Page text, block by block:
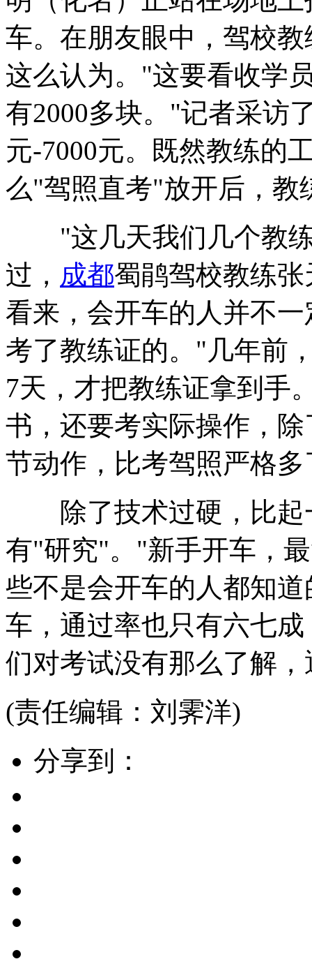
车。在朋友眼中，驾校
这么认为。"这要看收学
有2000多块。"记者采访
元-7000元。既然教练的
么"驾照直考"放开后，教
"这几天我们几个教练
过， 成都蜀鹃驾校教练
看来，会开车的人并不
考了教练证的。"几年前
7天，才把教练证拿到手
书，还要考实际操作，
节动作，比考驾照严格
除了技术过硬，比起
有"研究"。"新手开车，
些不是会开车的人都知
车，通过率也只有六七
们对考试没有那么了解
(责任编辑：刘霁洋)
分享到：